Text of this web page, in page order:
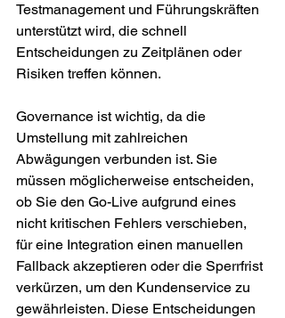
Testmanagement und Führungskräften
unterstützt wird, die schnell
Entscheidungen zu Zeitplänen oder
Risiken treffen können.
Governance ist wichtig, da die
Umstellung mit zahlreichen
Abwägungen verbunden ist. Sie
müssen möglicherweise entscheiden,
ob Sie den Go-Live aufgrund eines
nicht kritischen Fehlers verschieben,
für eine Integration einen manuellen
Fallback akzeptieren oder die Sperrfrist
verkürzen, um den Kundenservice zu
gewährleisten. Diese Entscheidungen